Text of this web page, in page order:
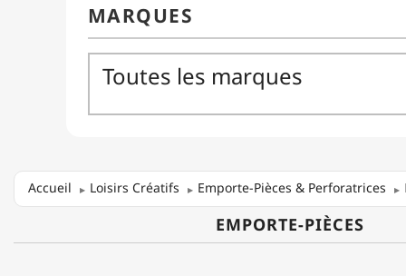
Accueil Loisirs Créatifs Emporte-Pièces & Perforatrices
EMPORTE-PIÈCES